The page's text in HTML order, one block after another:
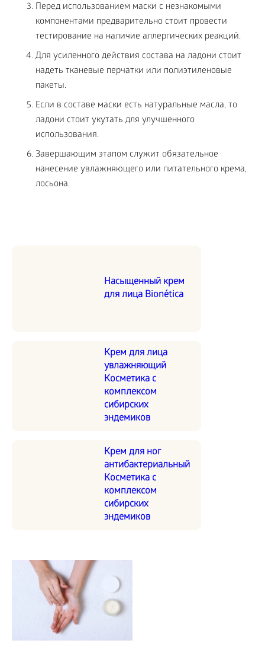
Перед использованием маски с незнакомыми
компонентами предварительно стоит провести
тестирование на наличие аллергических реакций.
Для усиленного действия состава на ладони стоит
надеть тканевые перчатки или полиэтиленовые
пакеты.
Если в составе маски есть натуральные масла, то
ладони стоит укутать для улучшенного
использования.
Завершающим этапом служит обязательное
нанесение увлажняющего или питательного крема,
лосьона.
Насыщенный крем
для лица Bionética
Крем для лица
увлажняющий
Косметика с
комплексом
сибирских
эндемиков
Крем для ног
антибактериальный
Косметика с
комплексом
сибирских
эндемиков